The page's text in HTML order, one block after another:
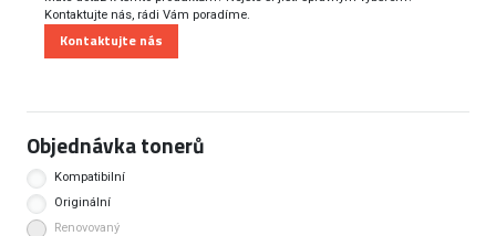
Kontaktujte nás, rádi Vám poradíme.
Kontaktujte nás
Objednávka tonerů
Kompatibilní
Originální
Renovovaný